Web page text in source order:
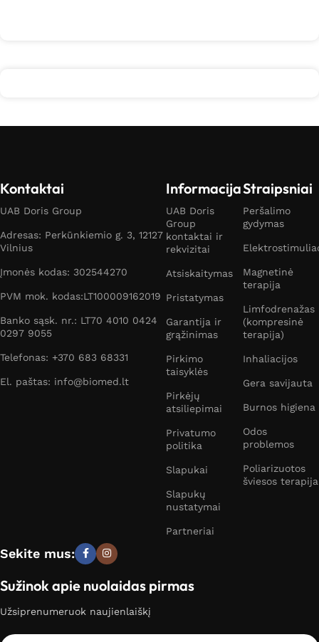
Kontaktai
UAB Doris Group
Adresas: Perkūnkiemio g. 3, 12127
Vilnius
Įmonės kodas: 302544270
PVM mok. kodas:LT100009162019
Banko sąsk. nr.: LT70 4010 0424
0297 9055
Telefonas: +370 683 68331
El. paštas: info@biomed.lt
Informacija
UAB Doris
Group
kontaktai ir
rekvizitai
Atsiskaitymas
Pristatymas
Garantija ir
grąžinimas
Pirkimo
taisyklės
Pirkėjų
atsiliepimai
Privatumo
politika
Slapukai
Slapukų
nustatymai
Partneriai
Straipsniai
Peršalimo
gydymas
Magnetinė
terapija
Limfodrenažas
(kompresinė
terapija)
Inhaliacijos
Gera savijauta
Burnos higiena
Odos
problemos
Poliarizuotos
šviesos terapija
Sekite mus:
Sužinok apie nuolaidas pirmas
Užsiprenumeruok naujienlaiškį